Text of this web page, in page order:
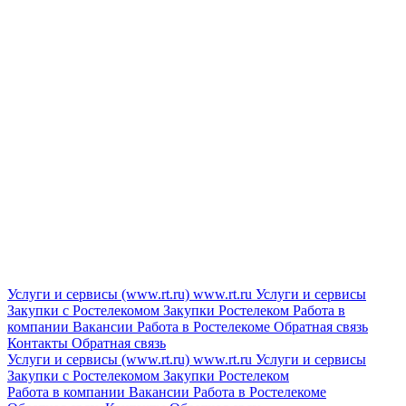
Услуги и сервисы (www.rt.ru) www.rt.ru Услуги и сервисы
Закупки с Ростелекомом Закупки Ростелеком Работа в
компании Вакансии Работа в Ростелекоме Обратная связь
Контакты Обратная связь
Услуги и сервисы (www.rt.ru) www.rt.ru Услуги и сервисы
Закупки с Ростелекомом Закупки Ростелеком
Работа в компании Вакансии Работа в Ростелекоме